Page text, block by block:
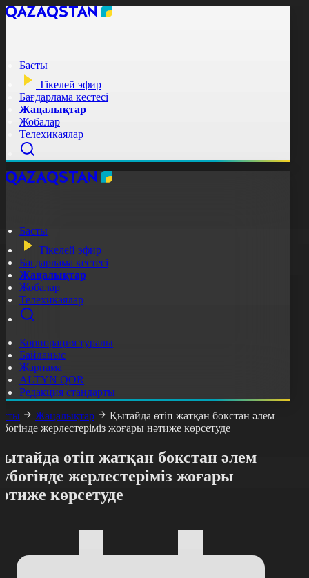
Басты
Тікелей эфир
Бағдарлама кестесі
Жаңалықтар
Жобалар
Телехикаялар
Басты
Тікелей эфир
Бағдарлама кестесі
Жаңалықтар
Жобалар
Телехикаялар
Корпорация туралы
Байланыс
Жарнама
ALTYN QOR
Редакция стандарты
Жаңалықтар
Қытайда өтіп жатқан бокстан әлем
жерлестеріміз жоғары нәтиже көрсетуде
өтіп жатқан бокстан әлем
жерлестеріміз жоғары
көрсетуде